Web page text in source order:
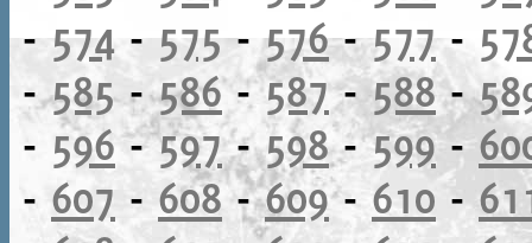
-574 -575-576-577-
-585-586-587-588-
- 596-597-598-599-
- 607 - 608-609- 610 -